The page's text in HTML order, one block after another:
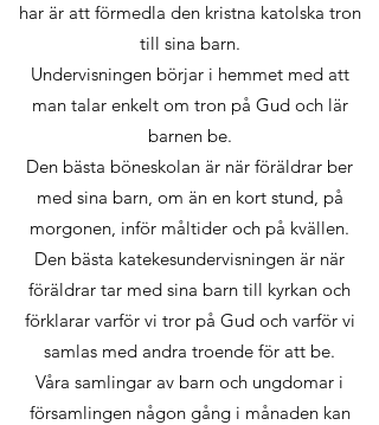
har är att förmedla den kristna katolska tron
till sina barn.
Undervisningen börjar i hemmet med att
man talar enkelt om tron på Gud och lär
barnen be.
Den bästa böneskolan är när föräldrar ber
med sina barn, om än en kort stund, på
morgonen, inför måltider och på kvällen.
Den bästa katekesundervisningen är när
föräldrar tar med sina barn till kyrkan och
förklarar varför vi tror på Gud och varför vi
samlas med andra troende för att be.
Våra samlingar av barn och ungdomar i
församlingen någon gång i månaden kan